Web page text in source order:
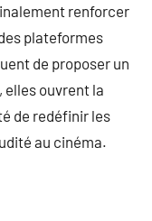
renforcer
plateformes
de proposer un
ouvrent la
de redéfinir les
au cinéma.